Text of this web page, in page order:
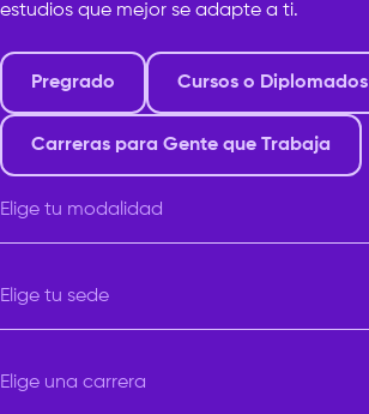
estudios que mejor se adapte a ti.
Pregrado Cursos o Diplomados
Carreras para Gente que Trabaja
Elige tu modalidad
Elige tu sede
Elige una carrera